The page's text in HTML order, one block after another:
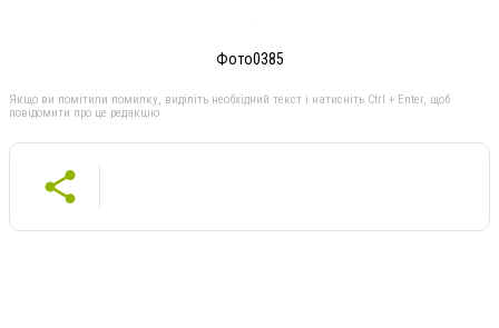
Фото0385
Якщо ви помітили помилку, виділіть необхідний текст і натисніть Ctrl + Enter, щоб
повідомити про це редакцію